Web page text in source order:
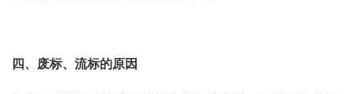
四、废标、流标的原因